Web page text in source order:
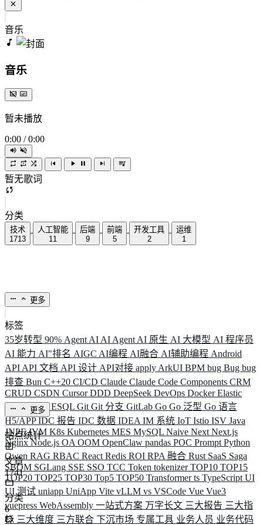
音乐
音乐
暂未播放
0:00 / 0:00
暂无歌词
分类
技术
1713
人工智能
11
后端
9
前端
5
开发工具
2
运维
1
更多
标签
35岁转型 90% Agent AI AI Agent AI 原生 AI 大模型 AI 程序员
AI 能力 AI"排名 AIGC AI编程 AI融合 AI辅助编程 Android
API API 文档 API 设计 API对接 apply ArkUI BPM bug Bug bug
排查 Bun C++20 CI/CD Claude Claude Code Components CRM
CRUD CSDN CursorDDD DeepSeek DevOps DockerElastic
ELK ElysiaESQL Git Git 分支 GitLab Go Go 泛型 Go 语言
H5/APPIDC 报告 IDC 数据 IDEA IM 系统 IoT Istio ISV Java
JNPFJVM K8s Kubernetes MES MySQL Naive Next Next.js
NginxNode.js OA OOM OpenClaw pandas POC Prompt Python
Qwen RAG RBAC React Redis ROI RPA 融合 Rust SaaS Saga
SBOM SGLang SSE SSO TCC Token tokenizerTOP10 TOP15
TOP20 TOP25 TOP30 Top5 TOP50 Transformerts TypeScript UI
UI 测试 uniapp UniApp Vite vLLM vs VSCode Vue Vue3
vuepress WebAssembly 一站式方案 万字长文 三大报告 三大指
标 三大维度 三方联合 下沉市场 专属工具 业务人员 业务代码
更多
站点统计
文章
1741
分类
6